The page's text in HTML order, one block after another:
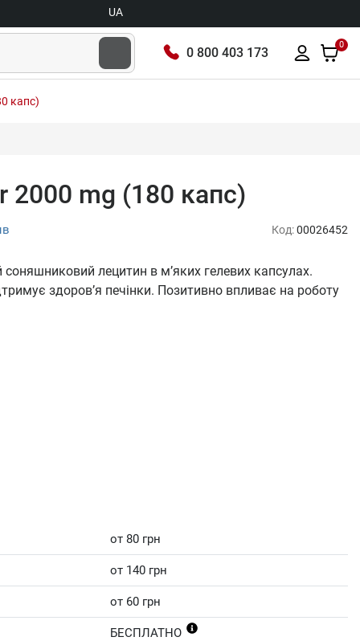
UA
0 800 403 173
0
капс)
2000 mg (180 капс)
Код:00026452
лецитин в м’яких гелевих капсулах.
здоров’я печінки. Позитивно впливає на роботу
от 80 грн
от 140 грн
от 60 грн
БЕСПЛАТНО